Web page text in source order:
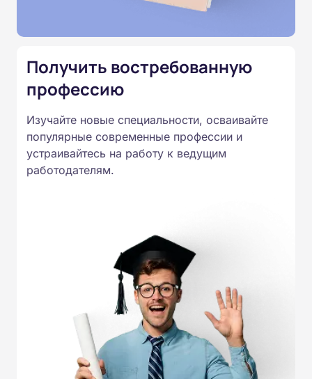
Подготовка ведется по всем
России от 14.07.2023 N 534 в
соответствии с Федеральными
образовательными стандартами
профессионального образования.
Удостоверения и дипломы о
Получить востребованную
профессию
Изучайте новые специальности, осваивайте
популярные современные профессии и
устраивайтесь на работу к ведущим
работодателям.